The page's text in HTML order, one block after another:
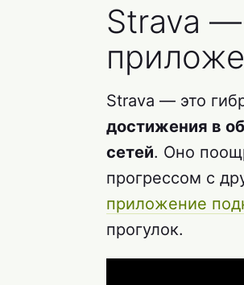
Strava
Strava — это
достижения в
сетей. Оно
прогрессом с
приложение
прогулок.